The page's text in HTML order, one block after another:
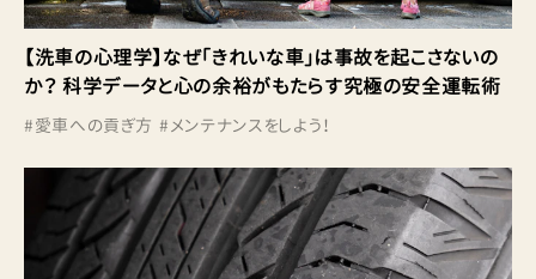
【洗車の心理学】なぜ「きれいな車」は事故を起こさないの
か？ 科学データと心の余裕がもたらす究極の安全運転術
#愛車への貢ぎ方 #メンテナンスをしよう！